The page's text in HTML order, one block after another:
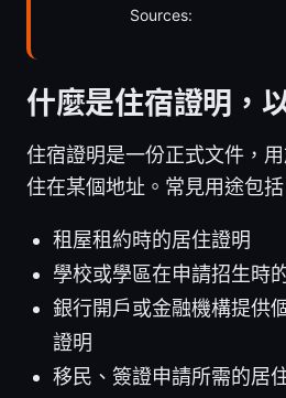
Sources:
什麼是住宿證明，
住宿證明是一份正式文件，
住在某個地址。常見用途包括
租屋租約時的居住證明
學校或學區在申請招生時
銀行開戶或金融機構提供
證明
移民、簽證申請所需的居